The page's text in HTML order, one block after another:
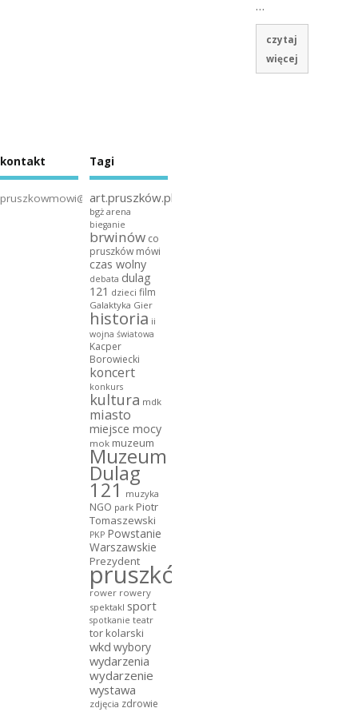
…
czytaj
więcej
kontakt
pruszkowmowi@gmail.com
Tagi
art.pruszków.pl
bgż arena
bieganie
brwinów co
pruszków mówi
czas wolny
debata dulag
121 dzieci film
Galaktyka Gier
historia ii
wojna światowa
Kacper
Borowiecki
koncert
konkurs
kultura mdk
miasto
miejsce mocy
mok muzeum
Muzeum
Dulag
121 muzyka
NGO park Piotr
Tomaszewski
PKP Powstanie
Warszawskie
Prezydent
pruszków
rower rowery
spektakl sport
spotkanie teatr
tor kolarski
wkd wybory
wydarzenia
wydarzenie
wystawa
zdjęcia zdrowie